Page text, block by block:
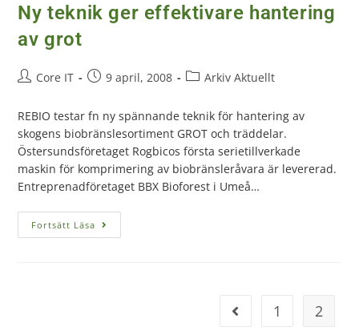
Ny teknik ger effektivare hantering
av grot
Core IT 9 april, 2008 Arkiv Aktuellt
REBIO testar fn ny spännande teknik för hantering av
skogens biobränslesortiment GROT och träddelar.
Östersundsföretaget Rogbicos första serietillverkade
maskin för komprimering av biobränsleråvara är levererad.
Entreprenadföretaget BBX Bioforest i Umeå…
Fortsätt Läsa
1 2